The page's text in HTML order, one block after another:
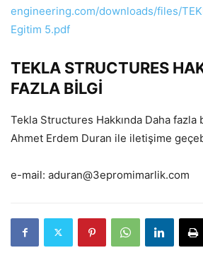
engineering.com/downloads/files/
Egitim 5.pdf
TEKLA STRUCTURES
FAZLA BİLGİ
Tekla Structures Hakkında Daha fazla
Ahmet Erdem Duran ile iletişime
e-mail: aduran@3epromimarlik.com